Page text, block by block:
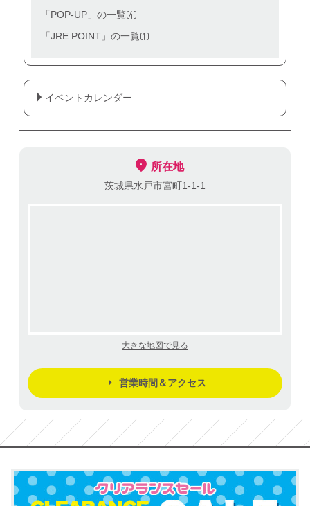
「POP‐UP」の一覧(4)
「JRE POINT」の一覧(1)
イベントカレンダー
所在地
茨城県水戸市宮町1-1-1
大きな地図で見る
営業時間＆アクセス